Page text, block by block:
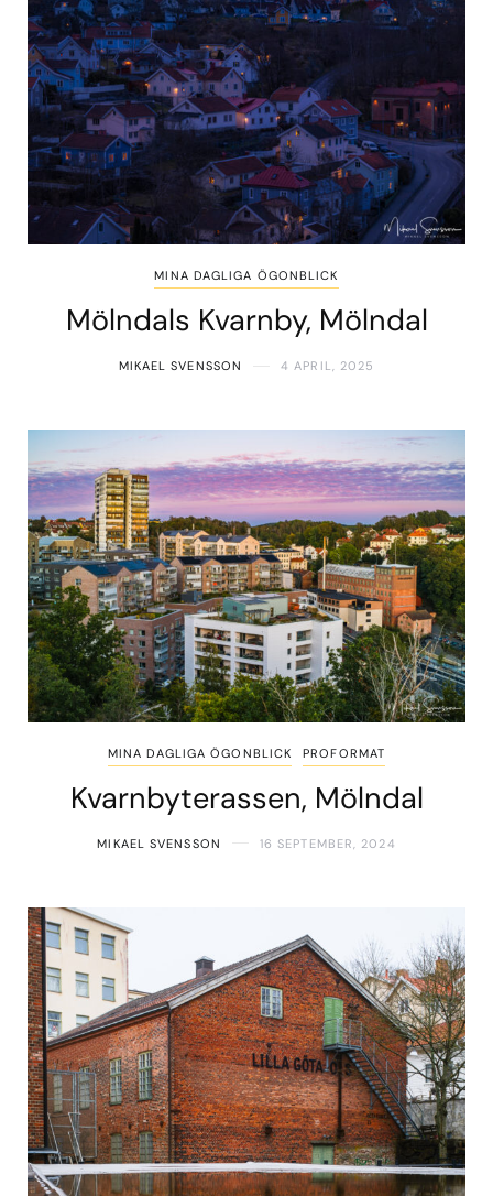
MINA DAGLIGA ÖGONBLICK
Mölndals Kvarnby, Mölndal
MIKAEL SVENSSON 4 APRIL, 2025
MINA DAGLIGA ÖGONBLICK PROFORMAT
Kvarnbyterassen, Mölndal
MIKAEL SVENSSON 16 SEPTEMBER, 2024